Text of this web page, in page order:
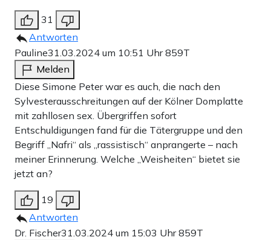
31
Antworten
Pauline31.03.2024 um 10:51 Uhr859T
Melden
Diese Simone Peter war es auch, die nach den
Sylvesterausschreitungen auf der Kölner Domplatte
mit zahllosen sex. Übergriffen sofort
Entschuldigungen fand für die Tätergruppe und den
Begriff „Nafri“ als „rassistisch“ anprangerte – nach
meiner Erinnerung. Welche „Weisheiten“ bietet sie
jetzt an?
19
Antworten
Dr. Fischer31.03.2024 um 15:03 Uhr859T